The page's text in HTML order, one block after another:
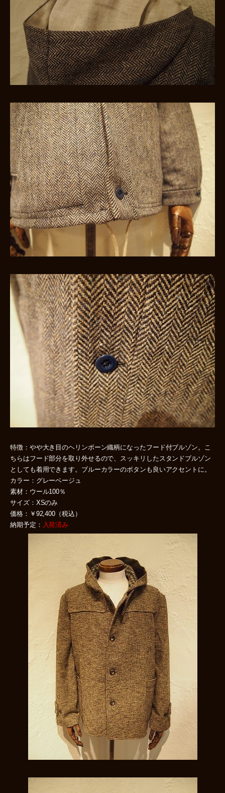
特徴：やや大き目のヘリンボーン織柄になったフード付ブルゾン。こ
ちらはフード部分を取り外せるので、スッキリしたスタンドブルゾン
としても着用できます。ブルーカラーのボタンも良いアクセントに。
カラー：グレーベージュ
素材：ウール100％
サイズ：XSのみ
価格：￥92,400（税込）
納期予定： 入荷済み